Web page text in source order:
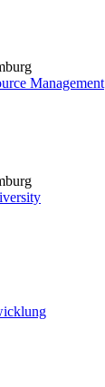
Management